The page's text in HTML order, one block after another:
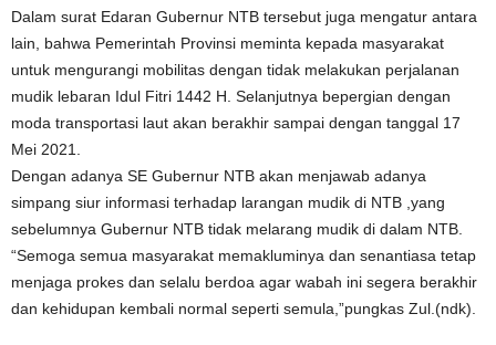
Dalam surat Edaran Gubernur NTB tersebut juga mengatur antara
lain, bahwa Pemerintah Provinsi meminta kepada masyarakat
untuk mengurangi mobilitas dengan tidak melakukan perjalanan
mudik lebaran Idul Fitri 1442 H. Selanjutnya bepergian dengan
moda transportasi laut akan berakhir sampai dengan tanggal 17
Mei 2021.
Dengan adanya SE Gubernur NTB akan menjawab adanya
simpang siur informasi terhadap larangan mudik di NTB ,yang
sebelumnya Gubernur NTB tidak melarang mudik di dalam NTB.
“Semoga semua masyarakat memakluminya dan senantiasa tetap
menjaga prokes dan selalu berdoa agar wabah ini segera berakhir
dan kehidupan kembali normal seperti semula,”pungkas Zul.(ndk).